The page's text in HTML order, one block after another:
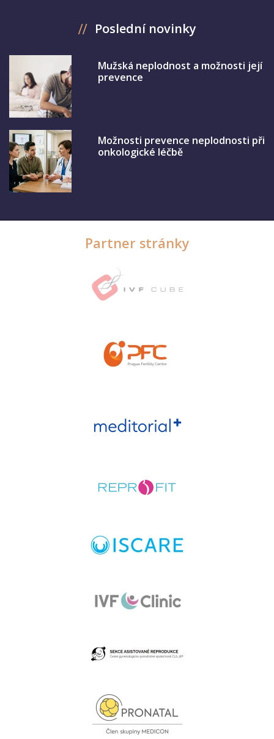
Poslední novinky
Mužská neplodnost a možnosti její
prevence
Možnosti prevence neplodnosti při
onkologické léčbě
Partner stránky